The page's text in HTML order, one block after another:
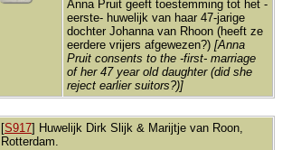
Zuid-
Anna Pruit geeft toestemming tot het -
eerste- huwelijk van haar 47-jarige
dochter Johanna van Rhoon (heeft ze
eerdere vrijers afgewezen?) [Anna
Pruit consents to the -first- marriage
of her 47 year old daughter (did she
reject earlier suitors?)]
[S917] Huwelijk Dirk Slijk & Marijtje van Roon,
Rotterdam.